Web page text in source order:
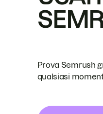
Prova Semrush
qualsiasi